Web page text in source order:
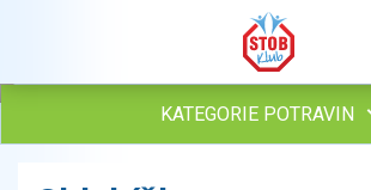
KATEGORIE POTRAVIN